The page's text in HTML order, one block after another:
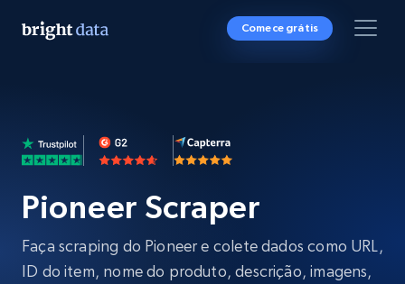
Comece grátis
Pioneer Scraper
Faça scraping do Pioneer e colete dados como URL,
ID do item, nome do produto, descrição, imagens,